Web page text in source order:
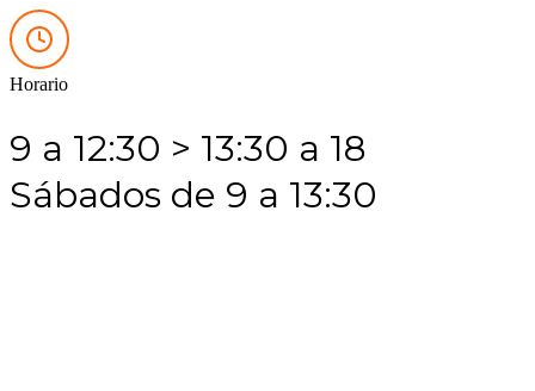
Horario
9 a 12:30 > 13:30 a 18
Sábados de 9 a 13:30